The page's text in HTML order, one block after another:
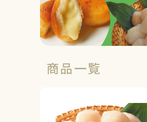
商品一覧